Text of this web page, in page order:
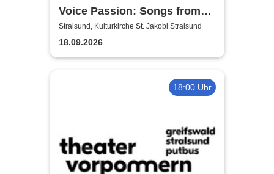
Voice Passion: Songs from
Outlander, Vikings & The Last
Kingdom
Stralsund, Kulturkirche St. Jakobi Stralsund
18.09.2026
18:00 Uhr